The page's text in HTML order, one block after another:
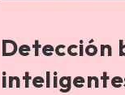
Detección